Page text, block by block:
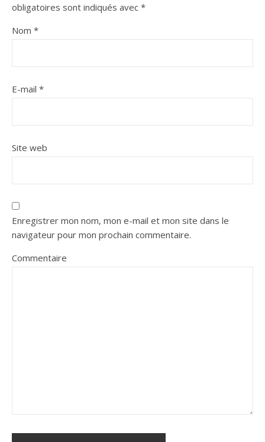
obligatoires sont indiqués avec *
Nom *
E-mail *
Site web
Enregistrer mon nom, mon e-mail et mon site dans le
navigateur pour mon prochain commentaire.
Commentaire